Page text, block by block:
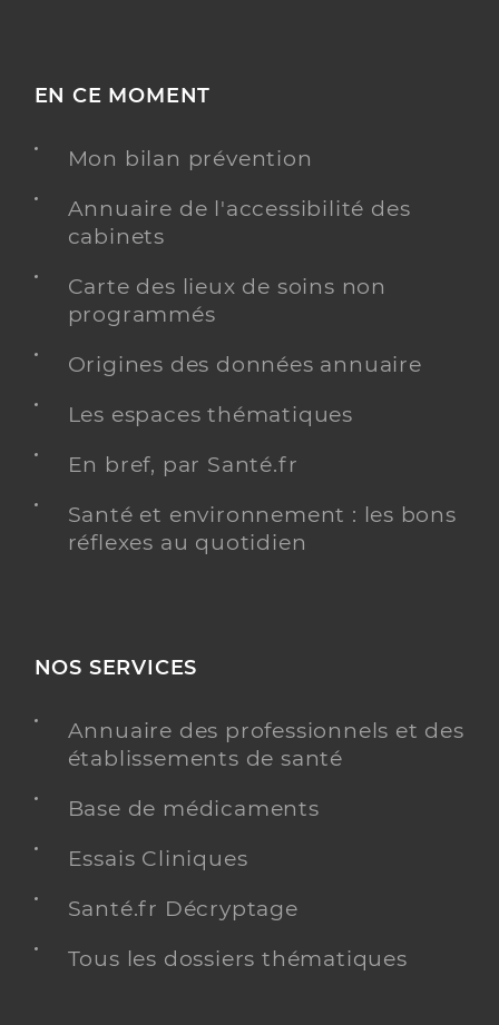
EN CE MOMENT
Mon bilan prévention
Annuaire de l'accessibilité des
cabinets
Carte des lieux de soins non
programmés
Origines des données annuaire
Les espaces thématiques
En bref, par Santé.fr
Santé et environnement : les bons
réflexes au quotidien
NOS SERVICES
Annuaire des professionnels et des
établissements de santé
Base de médicaments
Essais Cliniques
Santé.fr Décryptage
Tous les dossiers thématiques